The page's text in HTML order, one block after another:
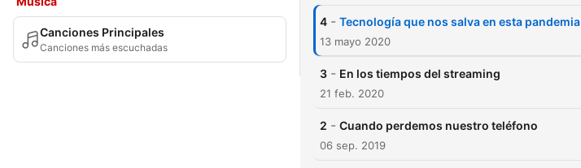
Canciones Principales
Canciones más escuchadas
4 - Tecnología que nos salva en esta pandemia
13 mayo 2020
3 - En los tiempos del streaming
21 feb. 2020
2 - Cuando perdemos nuestro teléfono
06 sep. 2019